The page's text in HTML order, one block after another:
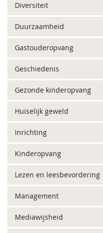
Diversiteit
Duurzaamheid
Gastouderopvang
Geschiedenis
Gezonde kinderopvang
Huiselijk geweld
Inrichting
Kinderopvang
Lezen en leesbevordering
Management
Mediawijsheid